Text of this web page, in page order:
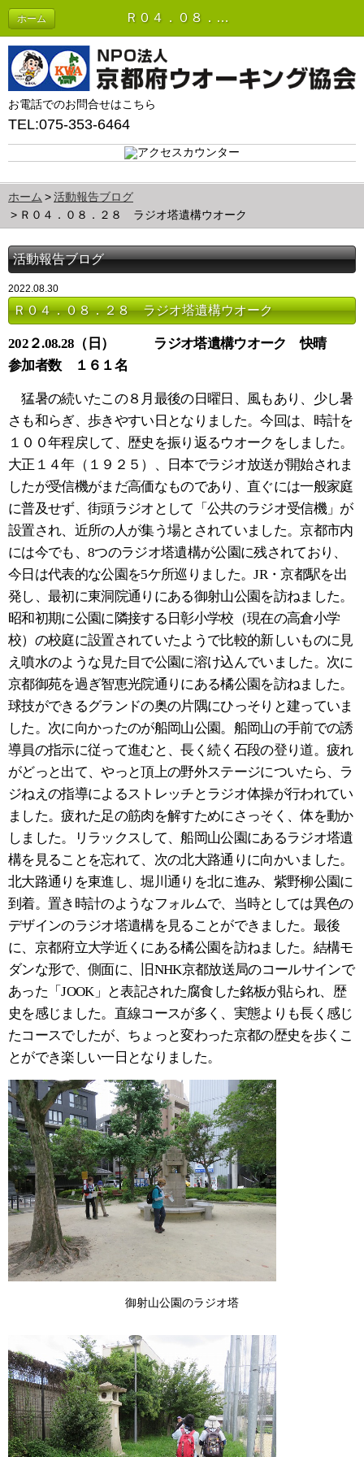
Ｒ０４．０８．２８ ラジオ塔遺構ウオーク | 活動報告ブログ
ホーム
お電話でのお問合せはこちら
TEL:075-353-6464
ホーム
活動報告ブログ
Ｒ０４．０８．２８ ラジオ塔遺構ウオーク
活動報告ブログ
2022.08.30
Ｒ０４．０８．２８ ラジオ塔遺構ウオーク
202 ２.08.28 （日） ラジオ塔遺構ウオーク 快晴
参加者数 １６１名
猛暑の続いたこの８月最後の日曜日、風もあり、少し暑
さも和らぎ、歩きやすい日となりました。今回は、時計を
１００年程戻して、歴史を振り返るウオークをしました。
大正１４年（１９２５）、日本でラジオ放送が開始されま
したが受信機がまだ高価なものであり、直ぐには一般家庭
に普及せず、街頭ラジオとして「公共のラジオ受信機」が
設置され、近所の人が集う場とされていました。京都市内
には今でも、 8つのラジオ塔遺構が公園に残されており、
今日は代表的な公園を5ケ所巡りました。JR・京都駅を出
発し、最初に東洞院通りにある御射山公園を訪ねました。
昭和初期に公園に隣接する日彰小学校（現在の高倉小学
校）の校庭に設置されていたようで比較的新しいものに見
え噴水のような見た目で公園に溶け込んでいました。次に
京都御苑を過ぎ智恵光院通りにある橘公園を訪ねました。
球技ができるグランドの奥の片隅にひっそりと建っていま
した。次に向かったのが船岡山公園。船岡山の手前での誘
導員の指示に従って進むと、長く続く石段の登り道。疲れ
がどっと出て、やっと頂上の野外ステージについたら、ラ
ジねえの指導によるストレッチとラジオ体操が行われてい
ました。疲れた足の筋肉を解すためにさっそく、体を動か
しました。リラックスして、船岡山公園にあるラジオ塔遺
構を見ることを忘れて、次の北大路通りに向かいました。
北大路通りを東進し、堀川通りを北に進み、紫野柳公園に
到着。置き時計のようなフォルムで、当時としては異色の
デザインのラジオ塔遺構を見ることができました。最後
に、京都府立大学近くにある橘公園を訪ねました。結構モ
ダンな形で、側面に、旧NHK京都放送局のコールサインで
あった「JOOK」と表記された腐食した銘板が貼られ、歴
史を感じました。直線コースが多く、実態よりも長く感じ
たコースでしたが、ちょっと変わった京都の歴史を歩くこ
とができ楽しい一日となりました。
御射山公園のラジオ塔